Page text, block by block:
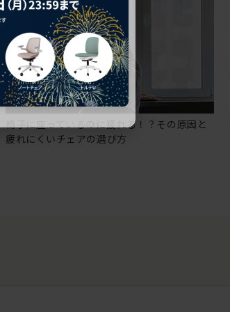
椅子に座っているのに疲れる！？その原因と
疲れにくいチェアの選び方